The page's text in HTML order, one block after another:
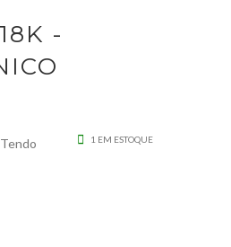
-
1 EM ESTOQUE